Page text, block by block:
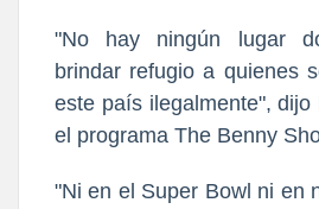
"No hay ningún lugar
brindar refugio a quienes
este país ilegalmente", dijo
el programa The Benny
"Ni en el Super Bowl ni en